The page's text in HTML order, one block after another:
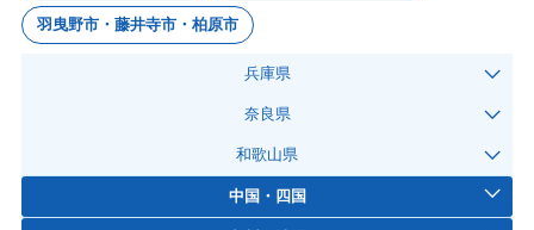
羽曳野市・藤井寺市・柏原市
兵庫県
奈良県
和歌山県
中国・四国